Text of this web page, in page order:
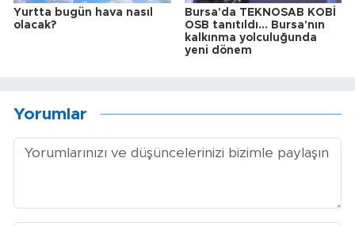
Yurtta bugün hava nasıl
olacak?
Bursa'da TEKNOSAB KOBİ
OSB tanıtıldı... Bursa'nın
kalkınma yolculuğunda
yeni dönem
Yorumlar